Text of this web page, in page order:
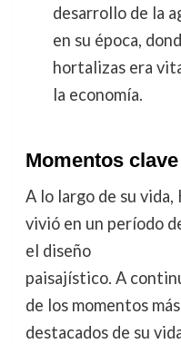
desarrollo de la
en su época,
hortalizas era
la economía.
Momentos
A lo largo de su
vivió en un período
el diseño
paisajístico. A
de los momentos más
destacados de su